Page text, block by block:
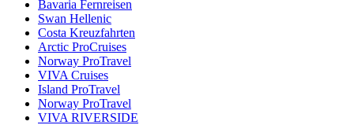
Bavaria Fernreisen
Swan Hellenic
Costa Kreuzfahrten
Arctic ProCruises
Norway ProTravel
VIVA Cruises
Island ProTravel
Norway ProTravel
VIVA RIVERSIDE